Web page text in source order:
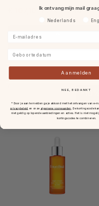
van€ 119,00
-10%
Ik ontvang mijn mail
Voorkeurtaal
Nederlands
Aanmelden
NEE, BEDANKT
* Door je aan te melden ga je akkoord met het ontvangen van e-
privacybeleid en onze algemene voorwaarden .De kortingscode
niet geldig op lopende aanbiedingen en acties. Het is niet
kortingscodes te combineren.